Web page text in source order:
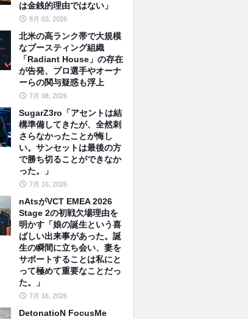
は金銭的理由ではない」
8月 03, 2026
北米の高ランク帯で大規模
なブースティング組織
「Radiant House」の存在
が告発、プロ選手やオーナ
ーらの関与疑惑も浮上
7月 08, 2026
SugarZ3ro「アセントは結
構準備してきたが、全然刺
さらなかったことが悔し
い。サンセットは最後の方
で勝ち切ることができなか
った。」
7月 16, 2026
nAtsがVCT EMEA 2026
Stage 2の初戦欠場理由を
明かす「娘の誕生という喜
ばしい出来事があった。誕
生の瞬間に立ち会い、妻を
サポートすることは私にと
って極めて重要なことだっ
た。」
7月 16, 2026
DetonatioN FocusMe